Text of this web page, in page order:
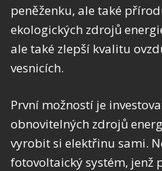
peněženku, ale také
ekologických zdrojů
ale také zlepší kvalitu
vesnicích.
První možností je
obnovitelných zdrojů
vyrobit si elektřinu sami.
fotovoltaický systém, jenž